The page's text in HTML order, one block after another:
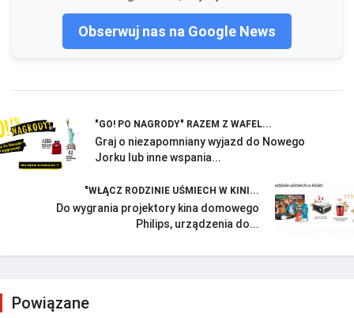
Obserwuj nas na Google News
"GO! PO NAGRODY" RAZEM Z WAFEL...
Graj o niezapomniany wyjazd do Nowego
Jorku lub inne wspania...
"WŁĄCZ RODZINIE UŚMIECH W KINI...
Do wygrania projektory kina domowego
Philips, urządzenia do...
Powiązane